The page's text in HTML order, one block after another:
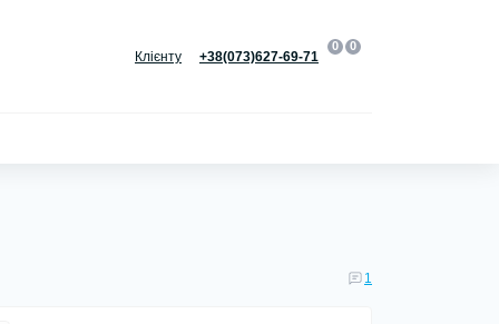
Клієнту +38(073)627-69-71
0 0
1